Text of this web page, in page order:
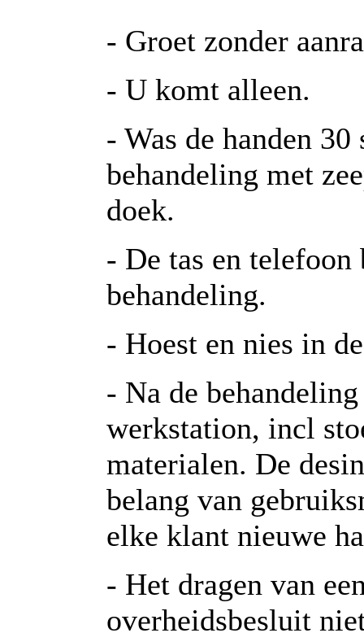
- Groet zonder
- U komt alleen.
- Was de handen
behandeling met
doek.
- De tas en
behandeling.
- Hoest en nies in
- Na de
werkstation, incl
materialen. De
belang van
elke klant nieuwe
- Het dragen van
overheidsbesluit